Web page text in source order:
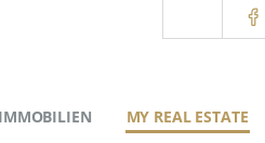
MY REAL ESTATE